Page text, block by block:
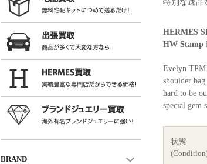
特別な逸品
HERMES
HW Stamp
Evelyn
shoulder
hard to be
special gem
状態
BRAND